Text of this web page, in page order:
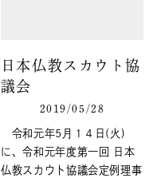
日本仏教スカウト協
議会
2019/05/28
令和元年5月１４日(火)
に、令和元年度第一回 日本
仏教スカウト協議会定例理事